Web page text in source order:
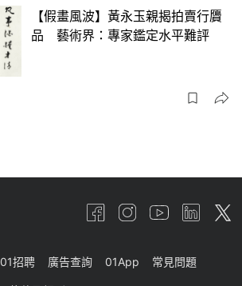
【假畫風波】黃永玉親揭拍賣行贗
品 藝術界：專家鑑定水平難評
01招聘 廣告查詢 01App 常見問題